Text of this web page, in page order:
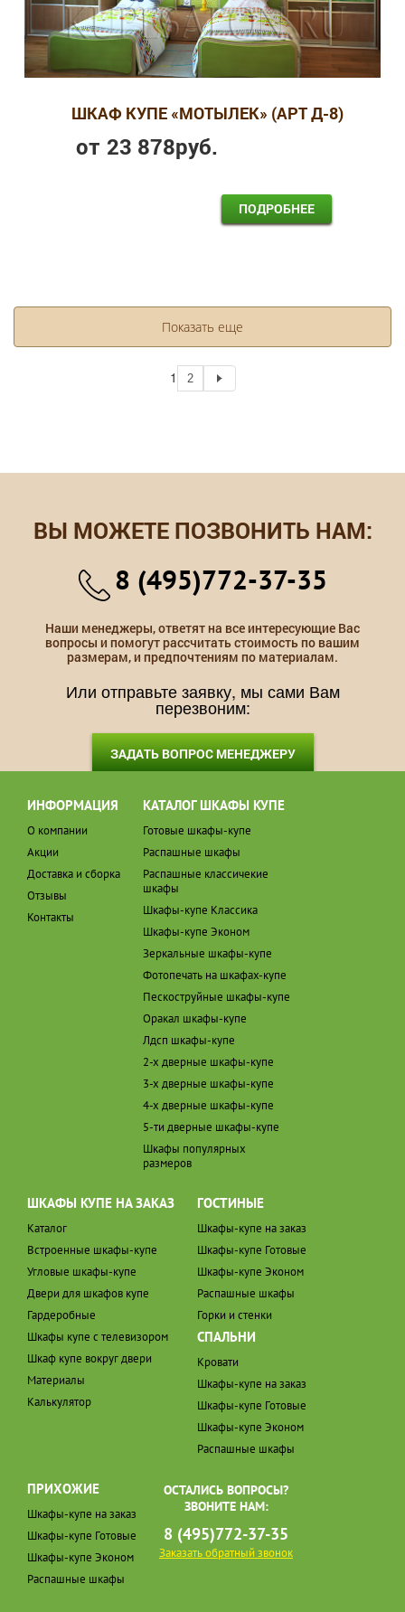
ШКАФ КУПЕ «МОТЫЛЕК» (АРТ Д-8)
от 23 878руб.
ПОДРОБНЕЕ
Показать еще
1 2
ВЫ МОЖЕТЕ ПОЗВОНИТЬ НАМ:
8 (495)772-37-35
Наши менеджеры, ответят на все интересующие Вас
вопросы и помогут рассчитать стоимость по вашим
размерам, и предпочтениям по материалам.
Или отправьте заявку, мы сами Вам
перезвоним:
ЗАДАТЬ ВОПРОС МЕНЕДЖЕРУ
ИНФОРМАЦИЯ
О компании
Акции
Доставка и сборка
Отзывы
Контакты
КАТАЛОГ ШКАФЫ КУПЕ
Готовые шкафы-купе
Распашные шкафы
Распашные классичекие
шкафы
Шкафы-купе Классика
Шкафы-купе Эконом
Зеркальные шкафы-купе
Фотопечать на шкафах-купе
Пескоструйные шкафы-купе
Оракал шкафы-купе
Лдсп шкафы-купе
2-х дверные шкафы-купе
3-х дверные шкафы-купе
4-х дверные шкафы-купе
5-ти дверные шкафы-купе
Шкафы популярных
размеров
ШКАФЫ КУПЕ НА ЗАКАЗ
Каталог
Встроенные шкафы-купе
Угловые шкафы-купе
Двери для шкафов купе
Гардеробные
Шкафы купе с телевизором
Шкаф купе вокруг двери
Материалы
Калькулятор
ГОСТИНЫЕ
Шкафы-купе на заказ
Шкафы-купе Готовые
Шкафы-купе Эконом
Распашные шкафы
Горки и стенки
СПАЛЬНИ
Кровати
Шкафы-купе на заказ
Шкафы-купе Готовые
Шкафы-купе Эконом
Распашные шкафы
ПРИХОЖИЕ
Шкафы-купе на заказ
Шкафы-купе Готовые
Шкафы-купе Эконом
Распашные шкафы
ОСТАЛИСЬ ВОПРОСЫ?
ЗВОНИТЕ НАМ:
8 (495)772-37-35
Заказать обратный звонок